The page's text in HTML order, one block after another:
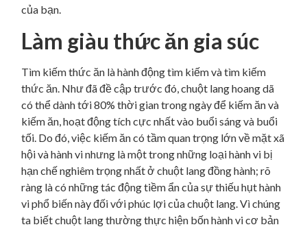
của bạn.
Làm giàu thức ăn gia súc
Tìm kiếm thức ăn là hành động tìm kiếm và tìm kiếm
thức ăn. Như đã đề cập trước đó, chuột lang hoang dã
có thể dành tới 80% thời gian trong ngày để kiếm ăn và
kiếm ăn, hoạt động tích cực nhất vào buổi sáng và buổi
tối. Do đó, việc kiếm ăn có tầm quan trọng lớn về mặt xã
hội và hành vi nhưng là một trong những loại hành vi bị
hạn chế nghiêm trọng nhất ở chuột lang đồng hành; rõ
ràng là có những tác động tiềm ẩn của sự thiếu hụt hành
vi phổ biến này đối với phúc lợi của chuột lang. Vì chúng
ta biết chuột lang thường thực hiện bốn hành vi cơ bản